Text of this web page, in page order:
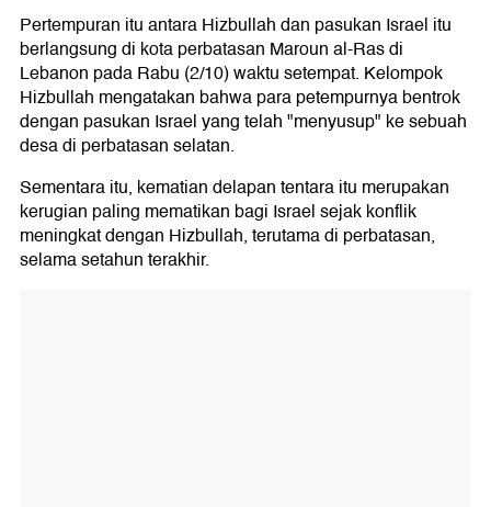
Pertempuran itu antara Hizbullah dan pasukan Israel itu
berlangsung di kota perbatasan Maroun al-Ras di
Lebanon pada Rabu (2/10) waktu setempat. Kelompok
Hizbullah mengatakan bahwa para petempurnya bentrok
dengan pasukan Israel yang telah "menyusup" ke sebuah
desa di perbatasan selatan.
Sementara itu, kematian delapan tentara itu merupakan
kerugian paling mematikan bagi Israel sejak konflik
meningkat dengan Hizbullah, terutama di perbatasan,
selama setahun terakhir.